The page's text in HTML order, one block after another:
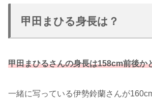
甲田まひる身長は？
甲田まひるさんの身長は158cm前後か
一緒に写っている伊勢鈴蘭さんが